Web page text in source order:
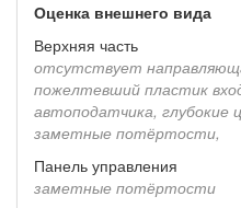
Оценка внешнего вида
Верхняя часть
отсутствует
пожелтевший пластик
автоподатчика, глубокие
заметные потёртости,
Панель управления
заметные потёртости